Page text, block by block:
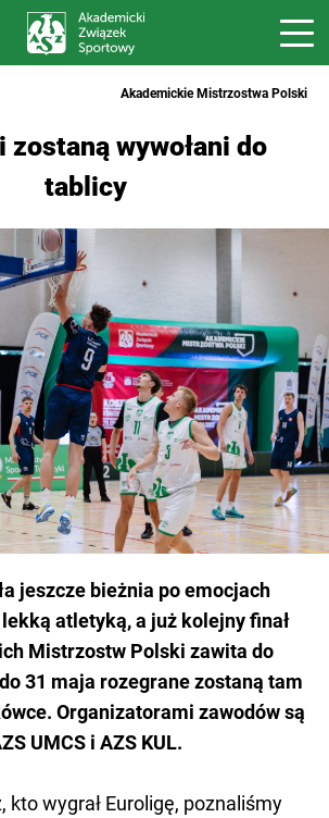
Akademickie Mistrzostwa Polski
zostaną wywołani do
tablicy
jeszcze bieżnia po emocjach
atletyką, a już kolejny finał
Mistrzostw Polski zawita do
31 maja rozegrane zostaną tam
Organizatorami zawodów są
UMCS i AZS KUL.
kto wygrał Euroligę, poznaliśmy